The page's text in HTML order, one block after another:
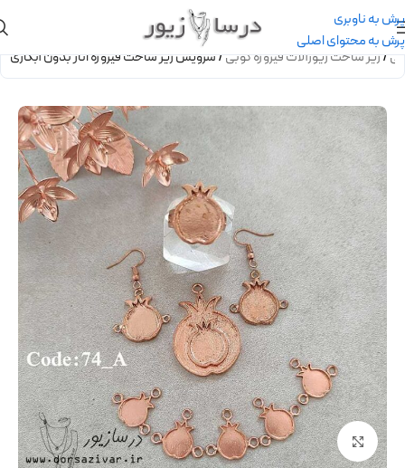
پرش به ناوبری
پرش به محتوای اصلی
/زیر ساخت زیورآلات فیروزه کوبی/سرویس زیر ساخت فیروزه انار بدون آبکاری
برای بزرگنمایی کلیک کنید